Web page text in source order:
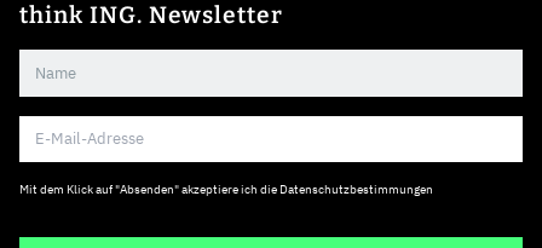
think ING. Newsletter
Mit dem Klick auf "Absenden" akzeptiere ich die Datenschutzbestimmungen